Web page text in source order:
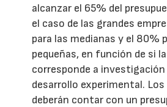
alcanzar el 65% del
el caso de las grandes
para las medianas y el 80%
pequeñas, en función de si
corresponde a
desarrollo experimental.
deberán contar con un